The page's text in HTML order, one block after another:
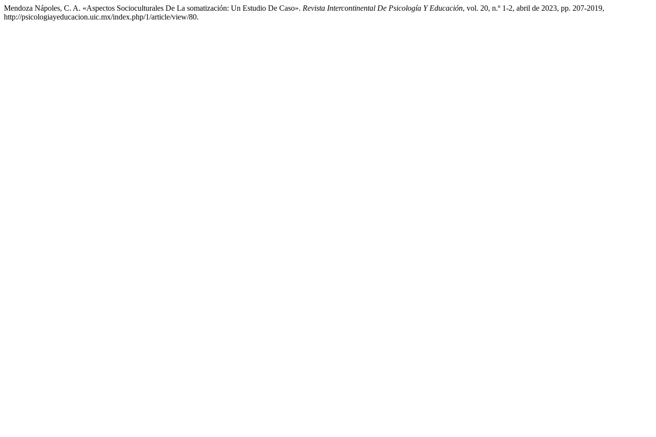
Mendoza Nápoles, C. A. «Aspectos Socioculturales De La somatización: Un Estudio De Caso». Revista Intercontinental De Psicología Y Educación, vol. 20, n.º 1-2, abril de 2023, pp. 207-2019,
http://psicologiayeducacion.uic.mx/index.php/1/article/view/80.